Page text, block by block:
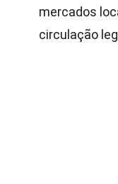
mercados
circulação